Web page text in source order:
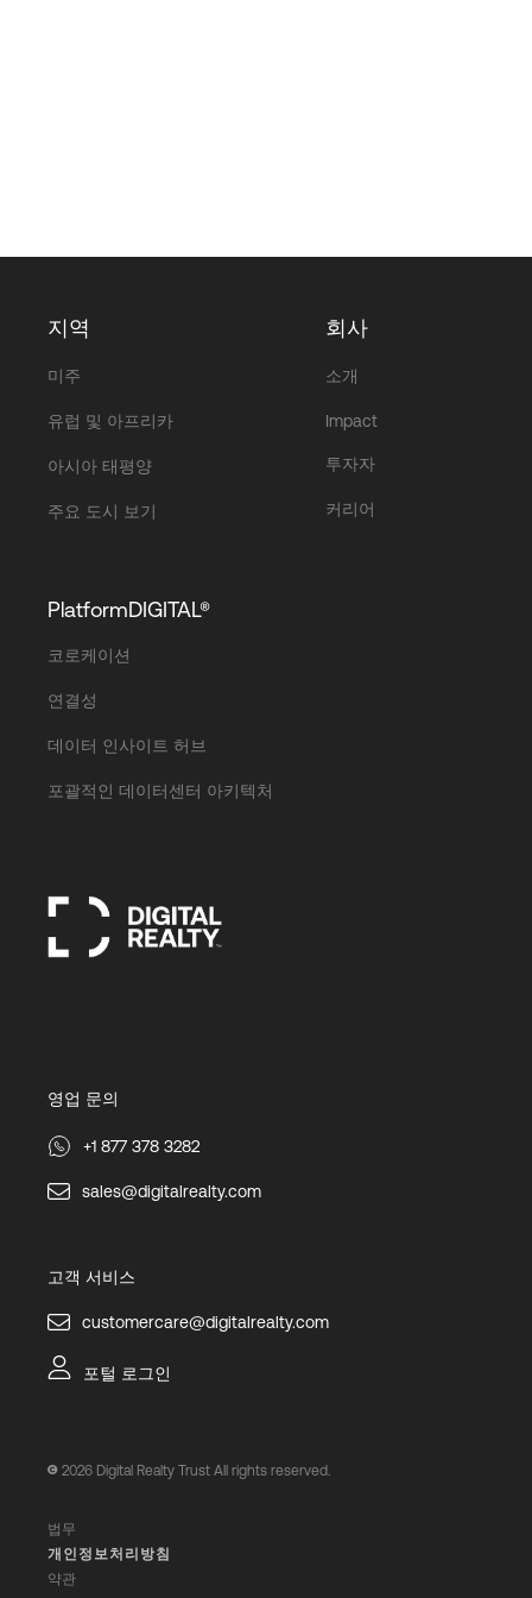
지역
미주
유럽 및 아프리카
아시아 태평양
주요 도시 보기
회사
소개
Impact
투자자
커리어
PlatformDIGITAL®
코로케이션
연결성
데이터 인사이트 허브
포괄적인 데이터센터 아키텍처
영업 문의
+1 877 378 3282
sales@digitalrealty.com
고객 서비스
customercare@digitalrealty.com
포털 로그인
2026 Digital Realty Trust All rights reserved.
법무
개인정보처리방침
약관